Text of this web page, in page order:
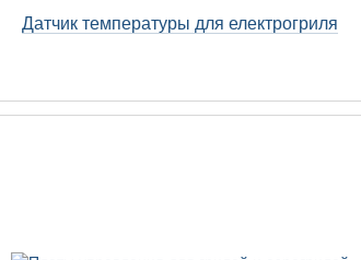
Датчик температуры для електрогриля